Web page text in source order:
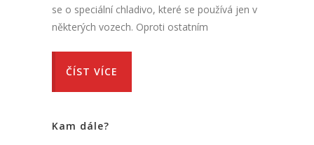
se o speciální chladivo, které se používá jen v
některých vozech. Oproti ostatním
ČÍST VÍCE
Kam dále?